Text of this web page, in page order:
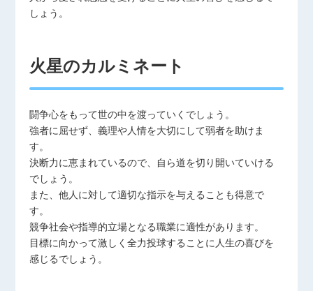
しょう。
火星のカルミネート
闘争心をもって世の中を渡っていくでしょう。
強者に屈せず、義理や人情を大切にして弱者を助けま
す。
決断力に恵まれているので、自ら道を切り開いていける
でしょう。
また、他人に対して適切な指示を与えることも得意で
す。
競争社会や指導的立場となる職業に適性があります。
目標に向かって激しく全力投球することに人生の喜びを
感じるでしょう。